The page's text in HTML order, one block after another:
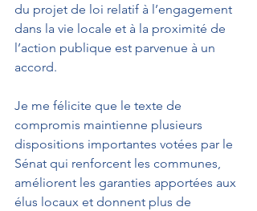
du projet de loi relatif à l’engagement
dans la vie locale et à la proximité de
l’action publique est parvenue à un
accord.
Je me félicite que le texte de
compromis maintienne plusieurs
dispositions importantes votées par le
Sénat qui renforcent les communes,
améliorent les garanties apportées aux
élus locaux et donnent plus de